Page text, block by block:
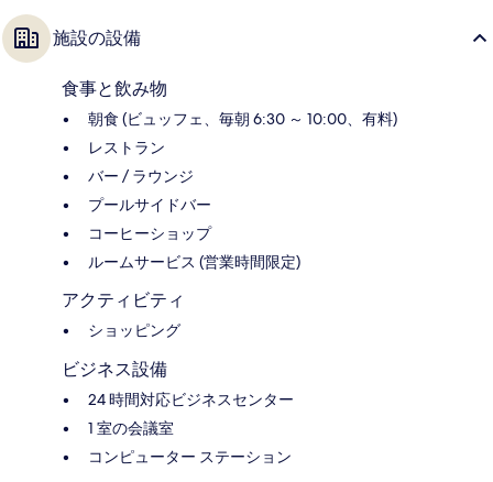
施設の設備
食事と飲み物
朝食 (ビュッフェ、毎朝 6:30 ～ 10:00、有料)
レストラン
バー / ラウンジ
プールサイドバー
コーヒーショップ
ルームサービス (営業時間限定)
アクティビティ
ショッピング
ビジネス設備
24 時間対応ビジネスセンター
1 室の会議室
コンピューター ステーション